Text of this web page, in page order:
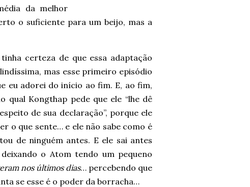
da melhor
o suficiente para um beijo, mas a
certeza de que essa adaptação
mas esse primeiro episódio
eu adorei do início ao fim. E, ao fim,
qual Kongthap pede que ele “lhe dê
de sua declaração”, porque ele
o que sente… e ele não sabe como é
de ninguém antes. E ele sai antes
o Atom tendo um pequeno
nos últimos dias… percebendo que
se esse é o poder da borracha…